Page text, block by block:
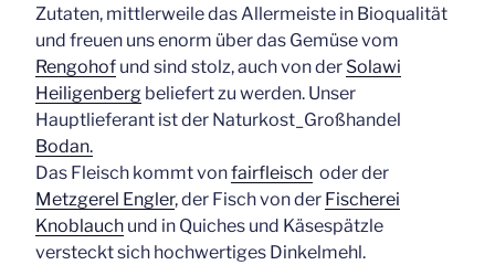
Zutaten, mittlerweile das Allermeiste in Bioqualität
und freuen uns enorm über das Gemüse vom
Rengohof und sind stolz, auch von der Solawi
Heiligenberg beliefert zu werden. Unser
Hauptlieferant ist der Naturkost_Großhandel
Bodan.
Das Fleisch kommt vonfairfleisch oder der
Metzgerel Engler, der Fisch von der Fischerei
Knoblauch und in Quiches und Käsespätzle
versteckt sich hochwertiges Dinkelmehl.